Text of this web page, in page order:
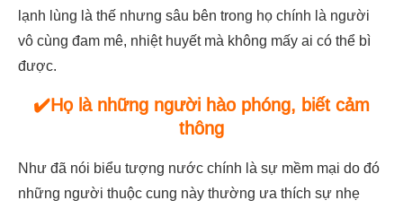
lạnh lùng là thế nhưng sâu bên trong họ chính là người
vô cùng đam mê, nhiệt huyết mà không mấy ai có thể bì
được.
✔️Họ là những người hào phóng, biết cảm
thông
Như đã nói biểu tượng nước chính là sự mềm mại do đó
những người thuộc cung này thường ưa thích sự nhẹ